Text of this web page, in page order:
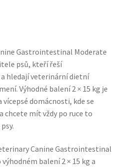
Gastrointestinal Moderate
psů, kteří řeší
hledají veterinární dietní
Výhodné balení 2 × 15 kg je
domácnosti, kde se
chcete mít vždy po ruce to
Canine Gastrointestinal
balení 2 × 15 kg a